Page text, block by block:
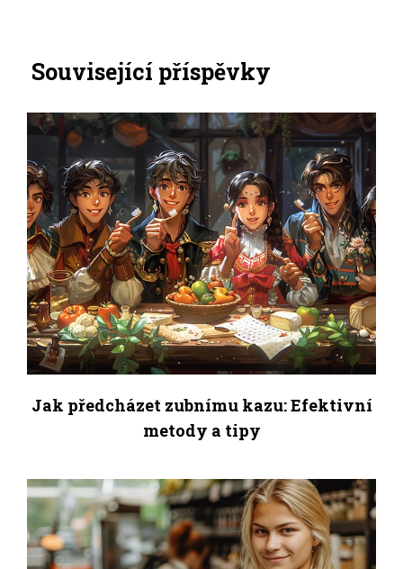
Související příspěvky
Jak předcházet zubnímu kazu: Efektivní
metody a tipy